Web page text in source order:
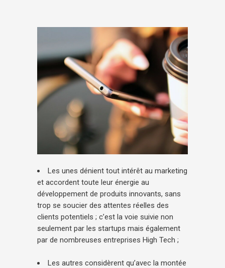
Les unes dénient tout intérêt au marketing
et accordent toute leur énergie au
développement de produits innovants, sans
trop se soucier des attentes réelles des
clients potentiels ; c’est la voie suivie non
seulement par les startups mais également
par de nombreuses entreprises High Tech ;
Les autres considèrent qu’avec la montée